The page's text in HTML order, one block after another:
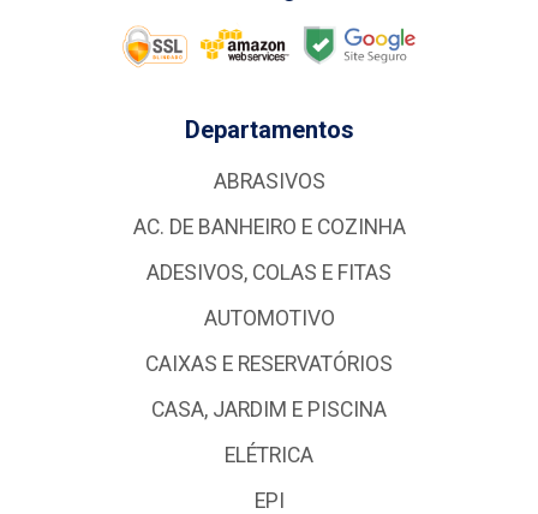
Departamentos
ABRASIVOS
AC. DE BANHEIRO E COZINHA
ADESIVOS, COLAS E FITAS
AUTOMOTIVO
CAIXAS E RESERVATÓRIOS
CASA, JARDIM E PISCINA
ELÉTRICA
EPI